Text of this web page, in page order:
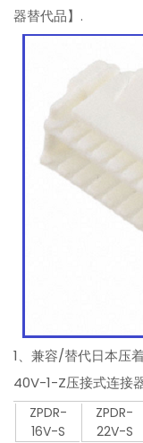
器替代品】.
1、兼容/替代日本压
40V-1-Z压接式连接
ZPDR-
16V-S
ZPDR-
22V-S